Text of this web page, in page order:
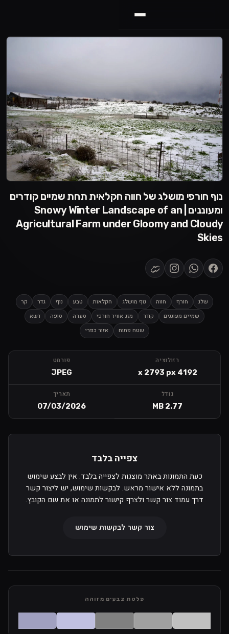
נוף חורפי מושלג של חווה חקלאית תחת שמיים קודרים
ומעוננים | Snowy Winter Landscape of an
Agricultural Farm under Gloomy and Cloudy
Skies
שלג חורף חווה נוף מושלג חקלאות טבע נוף גדר
קר
שמיים מעוננים
קודר מזג אוויר חורפי סערה סופה
דשא
שטח פתוח
אזור כפרי
רזולוציה
4192 x 2793 px
פורמט
JPEG
גודל
2.77 MB
תאריך
07/03/2026
צפייה בלבד
כעת התמונות באתר מוצגות לצפייה בלבד. אין לבצע שימוש
בתמונה ללא אישור מראש. לבקשות שימוש, יש ליצור קשר
דרך עמוד צור קשר ולצרף קישור לתמונה או את שם הקובץ.
צור קשר לבקשות שימוש
פלטת צבעים מזוהה